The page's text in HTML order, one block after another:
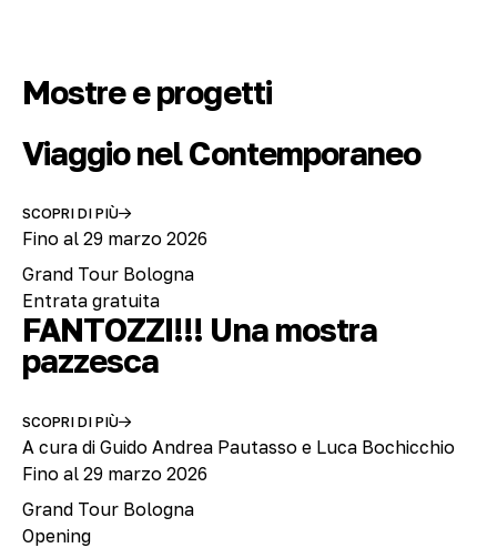
Mostre e progetti
Viaggio nel Contemporaneo
SCOPRI DI PIÙ
Fino al 29 marzo 2026
Grand Tour Bologna
Entrata gratuita
FANTOZZI!!! Una mostra
pazzesca
SCOPRI DI PIÙ
A cura di Guido Andrea Pautasso e Luca Bochicchio
Fino al 29 marzo 2026
Grand Tour Bologna
Opening